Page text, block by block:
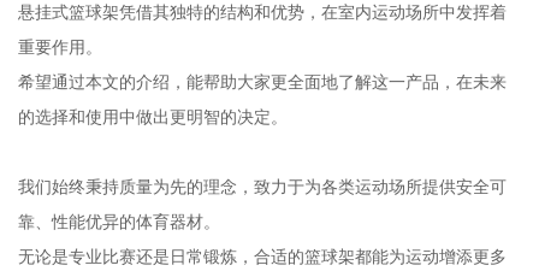
悬挂式篮球架凭借其独特的结构和优势，在室内运动场所中发挥着
重要作用。
希望通过本文的介绍，能帮助大家更全面地了解这一产品，在未来
的选择和使用中做出更明智的决定。
我们始终秉持质量为先的理念，致力于为各类运动场所提供安全可
靠、性能优异的体育器材。
无论是专业比赛还是日常锻炼，合适的篮球架都能为运动增添更多